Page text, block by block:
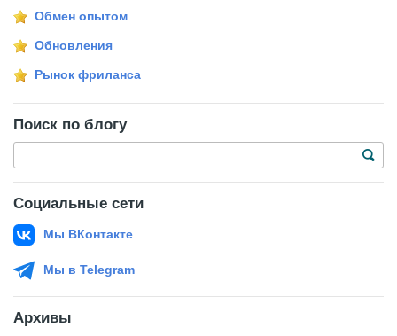
Обмен опытом
Обновления
Рынок фриланса
Поиск по блогу
Социальные сети
Мы ВКонтакте
Мы в Telegram
Архивы